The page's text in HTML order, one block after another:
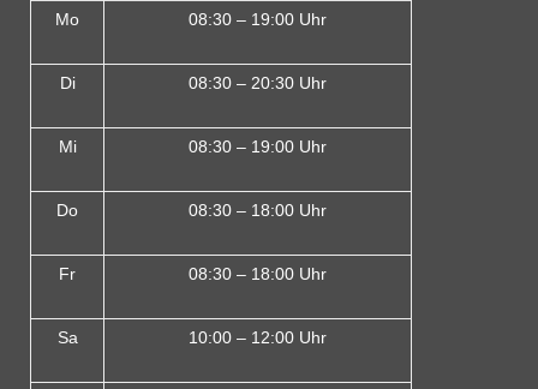
Mo 08:30 – 19:00 Uhr
Di 08:30 – 20:30 Uhr
Mi 08:30 – 19:00 Uhr
Do 08:30 – 18:00 Uhr
Fr 08:30 – 18:00 Uhr
Sa 10:00 – 12:00 Uhr